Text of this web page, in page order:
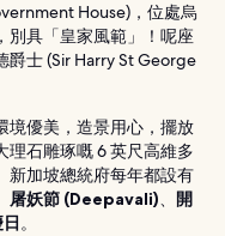
House)，位處烏
別具「皇家風範」！呢座
士 (Sir Harry St George
境優美，造景用心，擺放
理石雕琢嘅 6 英尺高維多
新加坡總統府每年都設有
屠妖節 (Deepavali)、
開
。